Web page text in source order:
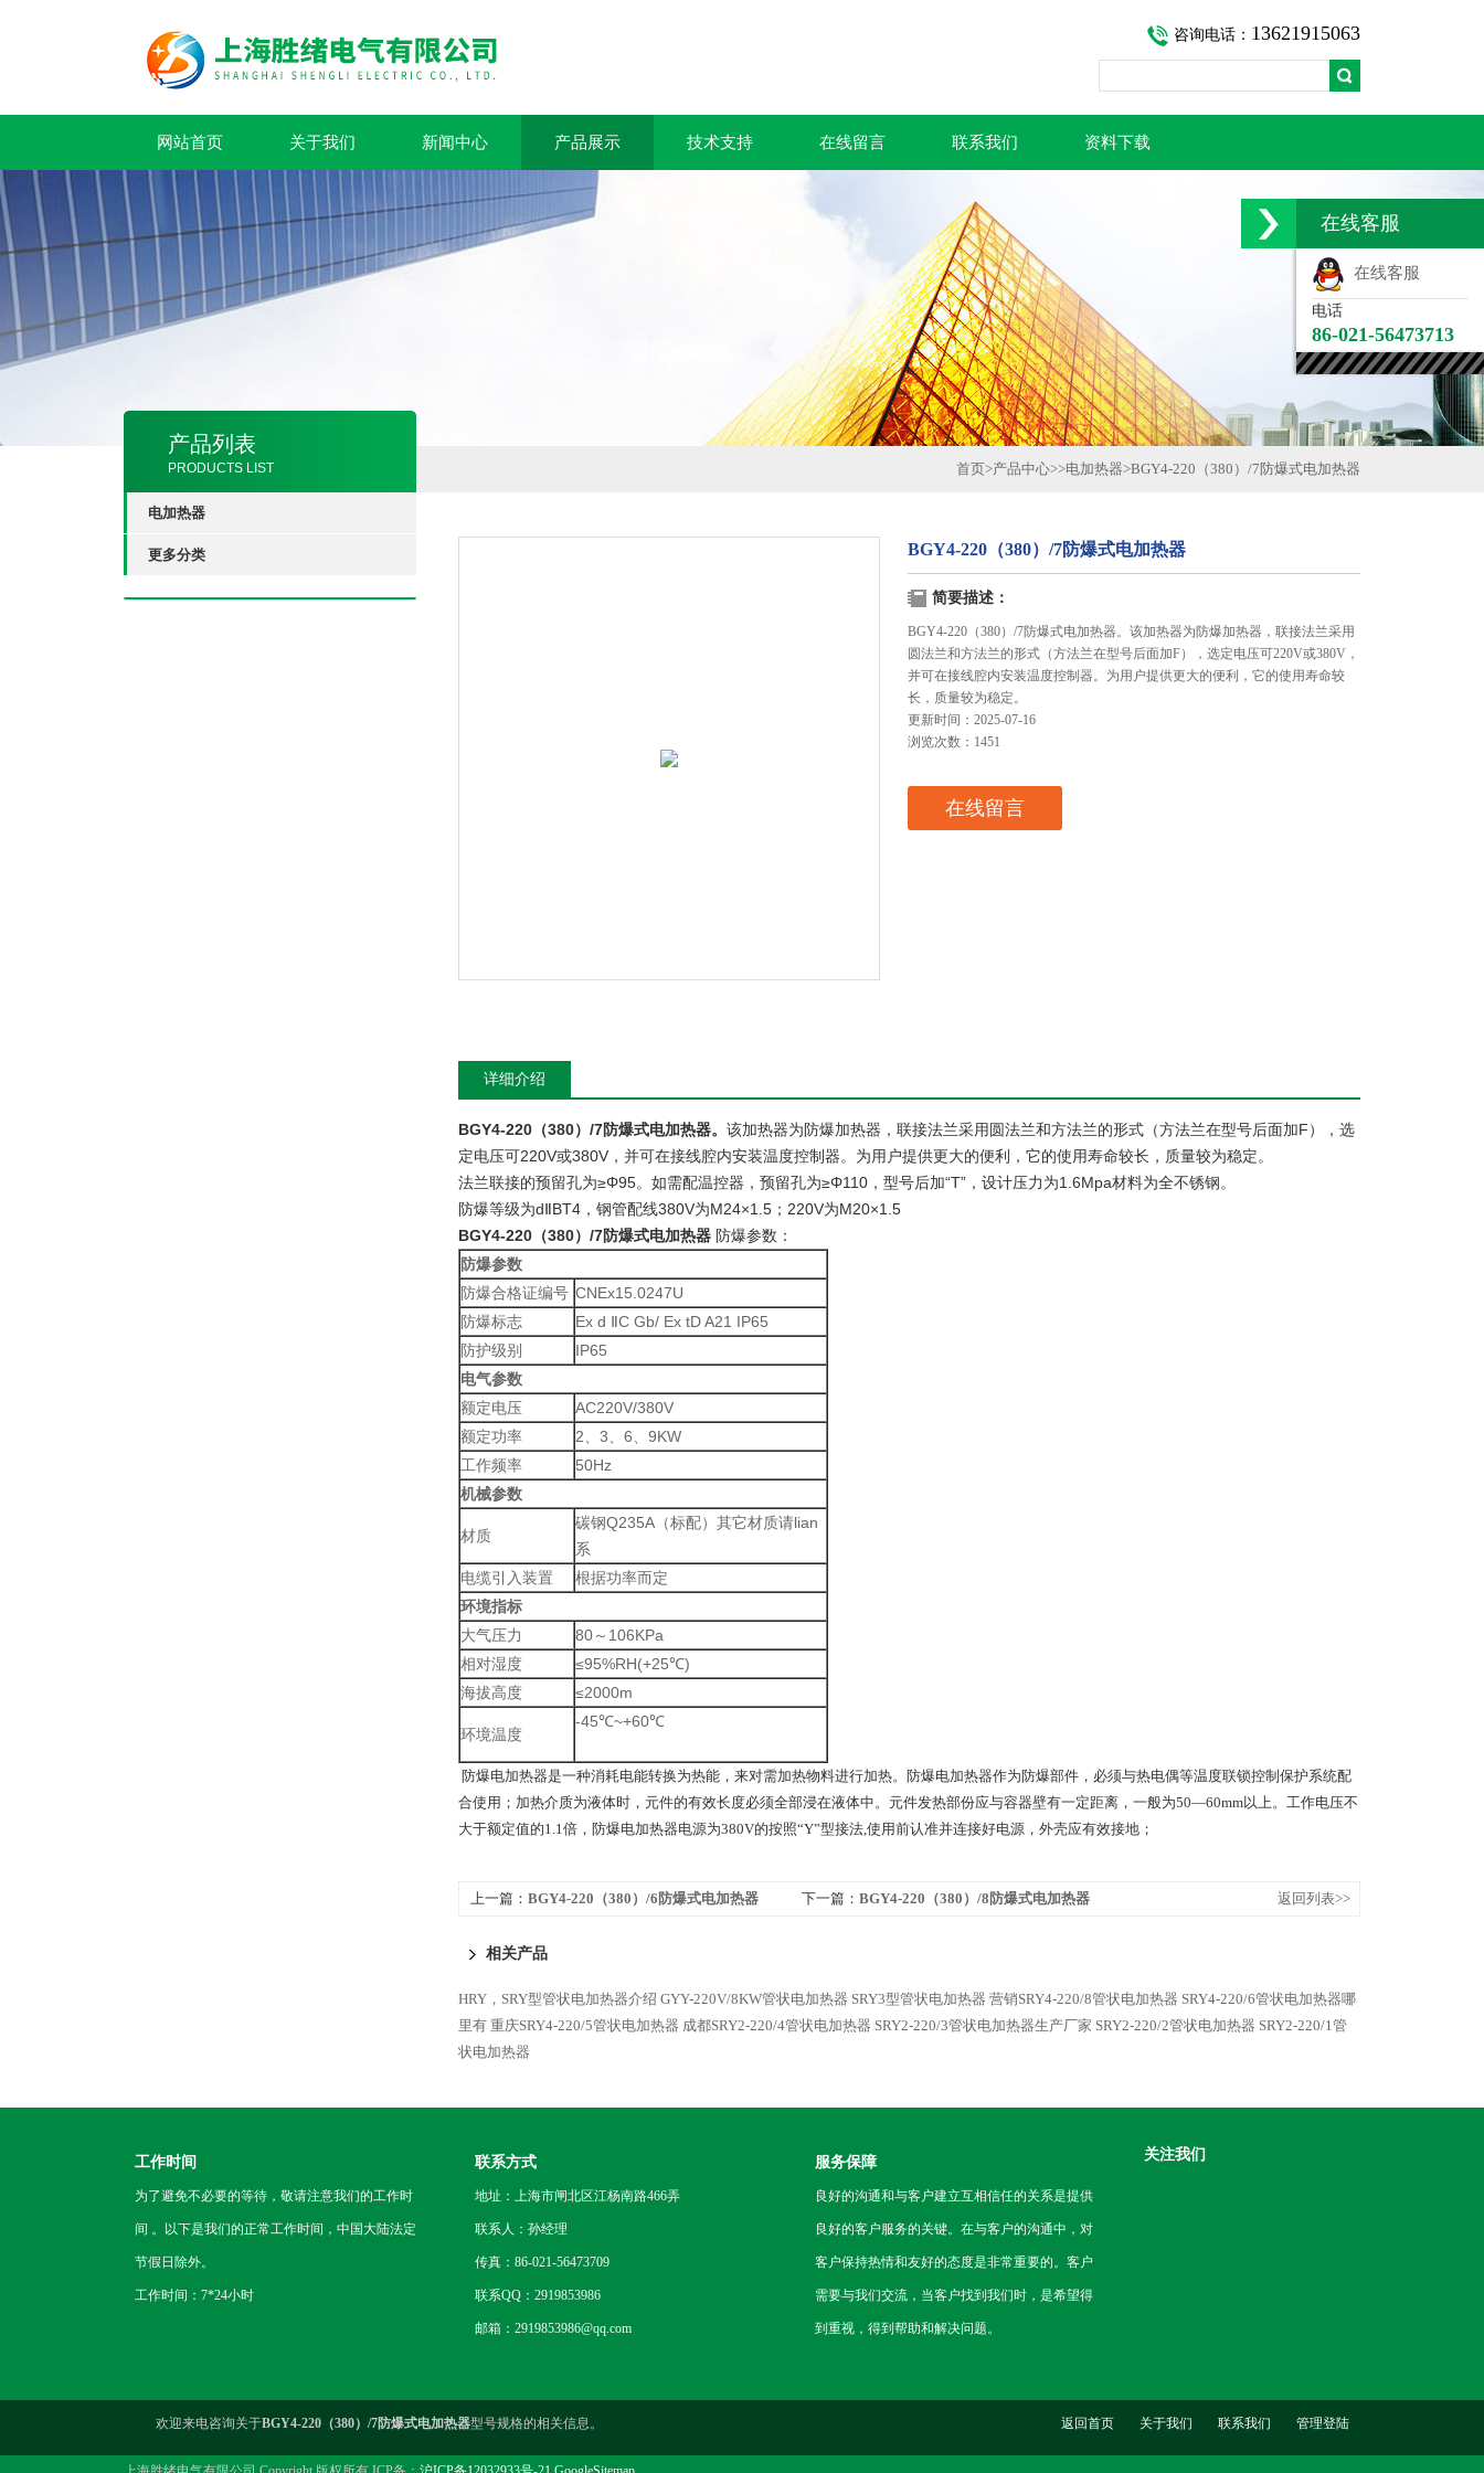
咨询电话： 13621915063
网站首页 关于我们 新闻中心 产品展示 技术支持 在线留言 联系我们 资料下载
产品列表
PRODUCTS LIST
电加热器
更多分类
首页>产品中心>>电加热器>BGY4-220（380）/7防爆式电加热器
BGY4-220（380）/7防爆式电加热器
简要描述：
BGY4-220（380）/7防爆式电加热器。该加热器为防爆加热器，联接法兰采用
圆法兰和方法兰的形式（方法兰在型号后面加F），选定电压可220V或380V，
并可在接线腔内安装温度控制器。为用户提供更大的便利，它的使用寿命较
长，质量较为稳定。
更新时间：2025-07-16
浏览次数：1451
在线留言
详细介绍
BGY4-220（380）/7防爆式电加热器。 该加热器为防爆加热器，联接法兰采用圆法兰和方法兰的形式（方法兰在型号后面加F），选
定电压可220V或380V，并可在接线腔内安装温度控制器。为用户提供更大的便利，它的使用寿命较长，质量较为稳定。
法兰联接的预留孔为≥Φ95。如需配温控器，预留孔为≥Φ110，型号后加“T”，设计压力为1.6Mpa材料为全不锈钢。
防爆等级为dⅡBT4，钢管配线380V为M24×1.5；220V为M20×1.5
BGY4-220（380）/7防爆式电加热器 防爆参数：
防爆参数
防爆合格证编号 CNEx15.0247U
防爆标志
Ex d ⅡC Gb/ Ex tD A21 IP65
防护级别
IP65
电气参数
额定电压
AC220V/380V
额定功率
2、3、6、9KW
工作频率
50Hz
机械参数
材质
碳钢Q235A（标配）其它材质请lian
系
电缆引入装置
根据功率而定
环境指标
大气压力
80～106KPa
相对湿度
≤95%RH(+25℃)
海拔高度
≤2000m
环境温度
-45℃~+60℃
防爆电加热器是一种消耗电能转换为热能，来对需加热物料进行加热。防爆电加热器作为防爆部件，必须与热电偶等温度联锁控制保护系统配
合使用；加热介质为液体时，元件的有效长度必须全部浸在液体中。元件发热部份应与容器壁有一定距离，一般为50—60mm以上。工作电压不
大于额定值的1.1倍，防爆电加热器电源为380V的按照“Y”型接法,使用前认准并连接好电源，外壳应有效接地；
上一篇： BGY4-220（380）/6防爆式电加热器 下一篇： BGY4-220（380）/8防爆式电加热器 返回列表>>
相关产品
HRY，SRY型管状电加热器介绍 GYY-220V/8KW管状电加热器 SRY3型管状电加热器 营销SRY4-220/8管状电加热器 SRY4-220/6管状电加热器哪
里有 重庆SRY4-220/5管状电加热器 成都SRY2-220/4管状电加热器 SRY2-220/3管状电加热器生产厂家 SRY2-220/2管状电加热器 SRY2-220/1管
状电加热器
工作时间
为了避免不必要的等待，敬请注意我们的工作时
间 。以下是我们的正常工作时间，中国大陆法定
节假日除外。
工作时间：7*24小时
联系方式
地址：上海市闸北区江杨南路466弄
联系人：孙经理
传真：86-021-56473709
联系QQ：2919853986
邮箱：2919853986@qq.com
服务保障
良好的沟通和与客户建立互相信任的关系是提供
良好的客户服务的关键。在与客户的沟通中，对
客户保持热情和友好的态度是非常重要的。客户
需要与我们交流，当客户找到我们时，是希望得
到重视，得到帮助和解决问题。
关注我们
欢迎来电咨询关于BGY4-220（380）/7防爆式电加热器型号规格的相关信息。 返回首页 关于我们 联系我们 管理登陆
在线客服
在线客服
电话
86-021-56473713